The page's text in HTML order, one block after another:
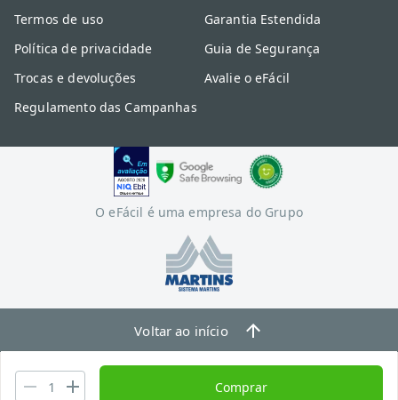
Termos de uso
Política de privacidade
Trocas e devoluções
Regulamento das Campanhas
Garantia Estendida
Guia de Segurança
Avalie o eFácil
O eFácil é uma empresa do Grupo
Voltar ao início
Comprar